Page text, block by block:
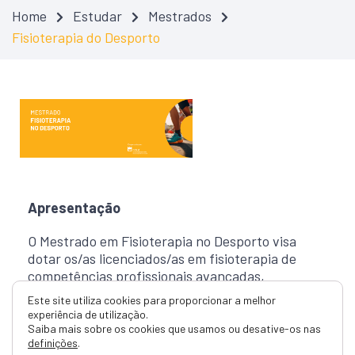
Home Estudar
Mestrados
Fisioterapia do Desporto
Apresentação
O Mestrado em Fisioterapia no Desporto visa
dotar os/as licenciados/as em fisioterapia de
competências profissionais avançadas,
necessárias para intervir junto da população
com prática desportiva em geral, e atletas em
particular. Este curso pretende, igualmente,
desenvolver competências de avaliação,
Este site utiliza cookies para proporcionar a melhor
experiência de utilização.
Saiba mais sobre os cookies que usamos ou desative-os nas
definições.